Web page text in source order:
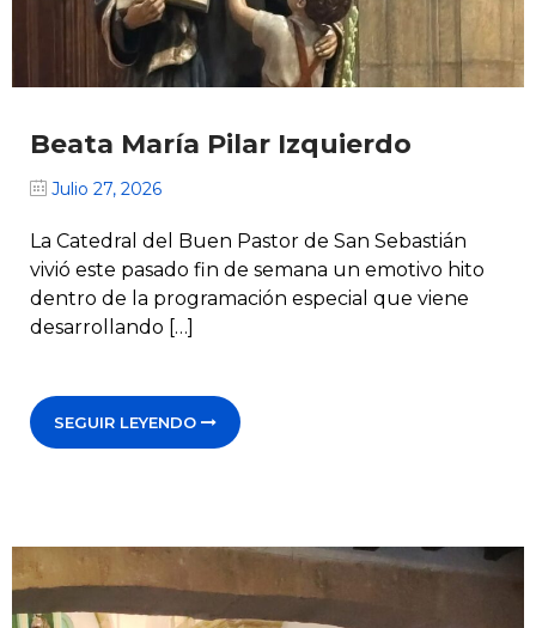
Beata María Pilar Izquierdo
Julio 27, 2026
La Catedral del Buen Pastor de San Sebastián
vivió este pasado fin de semana un emotivo hito
dentro de la programación especial que viene
desarrollando […]
SEGUIR LEYENDO